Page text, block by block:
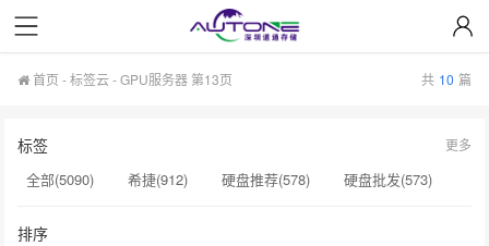
首页 -标签云- GPU服务器 第13页 共 10 篇
标签
全部(5090) 希捷(912) 硬盘推荐(578)
硬盘批发(573)
更多
排序